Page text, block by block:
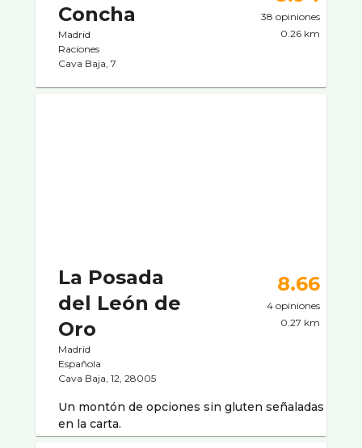
Concha
Madrid
Raciones
Cava Baja, 7
38 opiniones
0.26 km
La Posada
del León de
Oro
Madrid
Española
Cava Baja, 12, 28005
8.66
4 opiniones
0.27 km
Un montón de opciones sin gluten señaladas
en la carta.